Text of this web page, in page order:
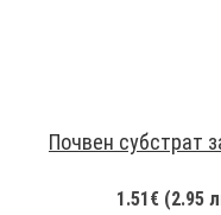
Почвен субстрат
1.51€ (2.95